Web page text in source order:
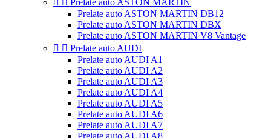
Prelate auto ASTON MARTIN
Prelate auto ASTON MARTIN DB12
Prelate auto ASTON MARTIN DBX
Prelate auto ASTON MARTIN V8 Vantage
  Prelate auto AUDI
Prelate auto AUDI A1
Prelate auto AUDI A2
Prelate auto AUDI A3
Prelate auto AUDI A4
Prelate auto AUDI A5
Prelate auto AUDI A6
Prelate auto AUDI A7
Prelate auto AUDI A8